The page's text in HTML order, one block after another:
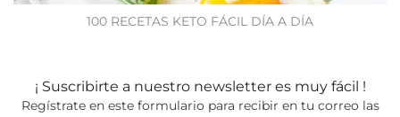
100 RECETAS KETO FÁCIL DÍA A DÍA
¡ Suscribirte a nuestro newsletter es muy fácil !
Regístrate en este formulario para recibir en tu correo las